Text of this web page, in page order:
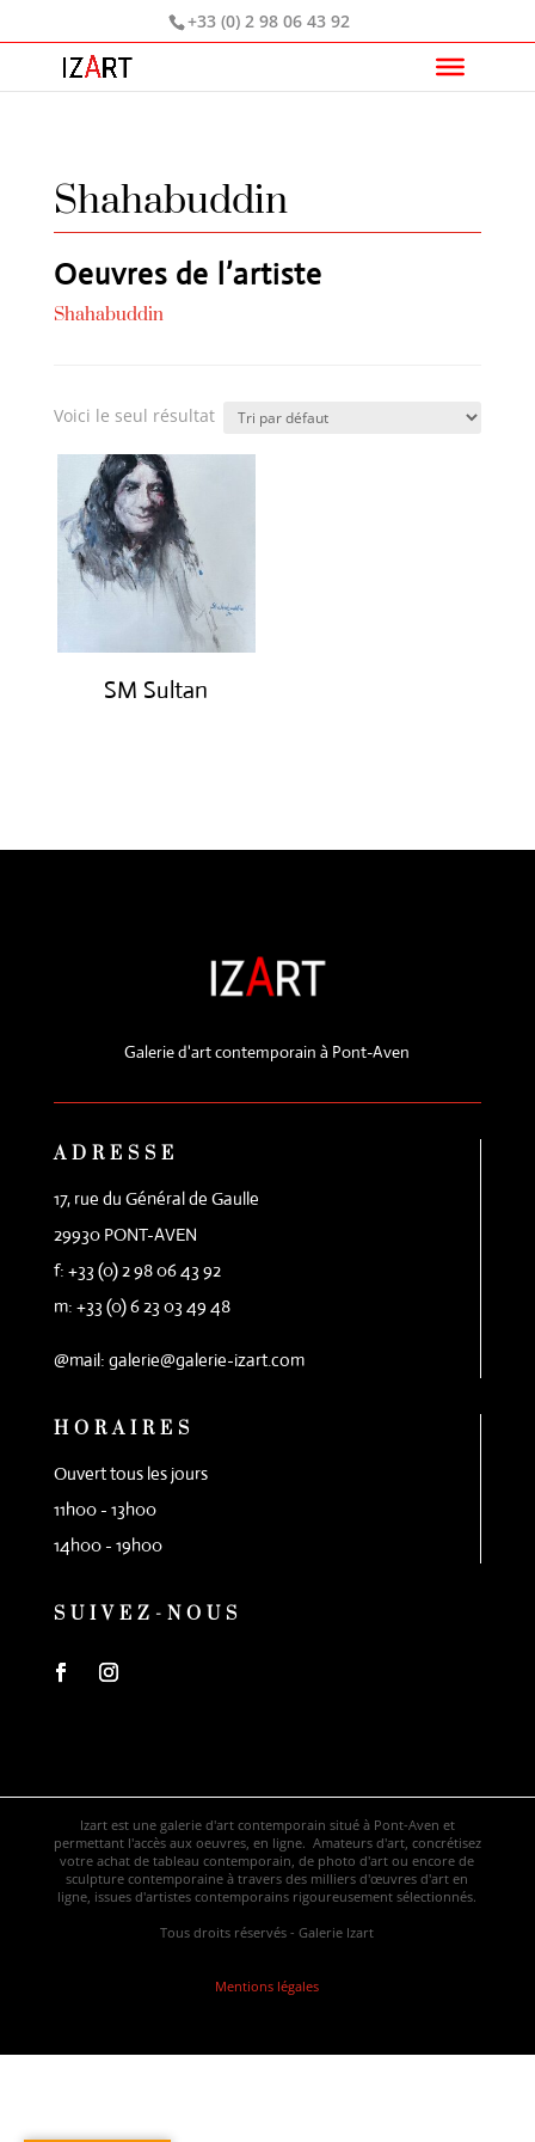
+33 (0) 2 98 06 43 92
Shahabuddin
Oeuvres de l’artiste
Shahabuddin
Voici le seul résultat
SM Sultan
Galerie d'art contemporain à Pont-Aven
ADRESSE
17, rue du Général de Gaulle
29930 PONT-AVEN
f: +33 (0) 2 98 06 43 92
m: +33 (0) 6 23 03 49 48
@mail: galerie@galerie-izart.com
HORAIRES
Ouvert tous les jours
11h00 - 13h00
14h00 - 19h00
SUIVEZ-NOUS
Izart est une galerie d'art contemporain situé à Pont-Aven et
permettant l'accès aux oeuvres, en ligne. Amateurs d'art, concrétisez
votre achat de tableau contemporain, de photo d'art ou encore de
sculpture contemporaine à travers des milliers d'œuvres d'art en
ligne, issues d'artistes contemporains rigoureusement sélectionnés.
Tous droits réservés - Galerie Izart
Mentions légales